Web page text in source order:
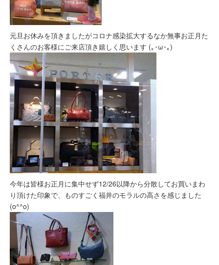
元旦お休みを頂きましたがコロナ感染拡大するなか無事お正月た
くさんのお客様にご来店頂き嬉しく思います (｡･ω･｡)
今年は皆様お正月に集中せず12/26以降から分散してお買いまわ
り頂けた印象で、ものすごく福井のモラルの高さを感じました
(o^^o)